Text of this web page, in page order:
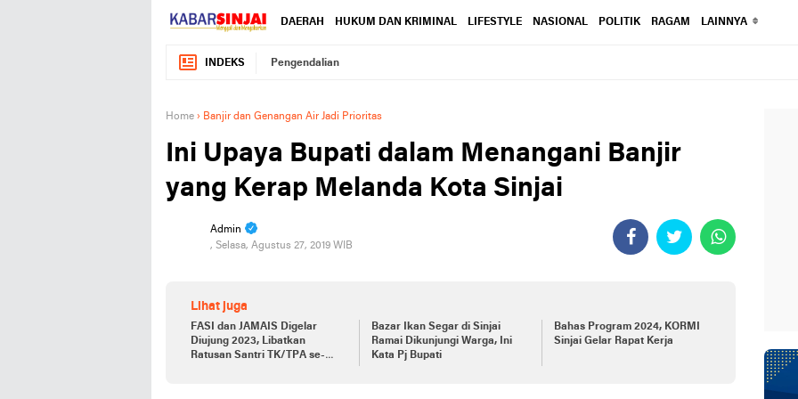
DAERAH HUKUM DAN KRIMINAL LIFESTYLE NASIONAL POLITIK RAGAM LAINNYA
INDEKS Pengendalian
Home › Banjir dan Genangan Air Jadi Prioritas
Ini Upaya Bupati dalam Menangani Banjir
yang Kerap Melanda Kota Sinjai
Admin
, Selasa, Agustus 27, 2019 WIB
Lihat juga
FASI dan JAMAIS Digelar
Diujung 2023, Libatkan
Ratusan Santri TK/TPA se-
Bazar Ikan Segar di Sinjai
Ramai Dikunjungi Warga, Ini
Kata Pj Bupati
Bahas Program 2024, KORMI
Sinjai Gelar Rapat Kerja